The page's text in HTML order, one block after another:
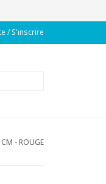
/ S'inscrire
- ROUGE